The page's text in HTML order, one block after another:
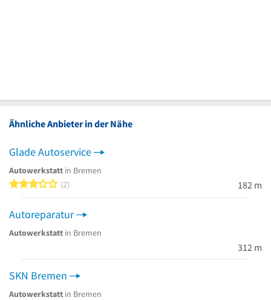
Ähnliche Anbieter in der Nähe
Glade Autoservice
Autowerkstatt in Bremen
3 von 5 Sternen
2 182 m
Autoreparatur
Autowerkstatt in Bremen
312 m
SKN Bremen
Autowerkstatt in Bremen